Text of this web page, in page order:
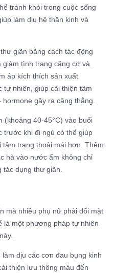
tránh khỏi trong cuộc sống
làm dịu hệ thần kinh và
giãn bằng cách tác động
giảm tình trạng căng cơ và
áp kích thích sản xuất
tự nhiên, giúp cải thiện tâm
gây ra căng thẳng.
(khoảng 40-45°C) vào buổi
trước khi đi ngủ có thể giúp
trạng thoải mái hơn. Thêm
hà vào nước ấm không chỉ
tác dụng thư giãn.
mà nhiều phụ nữ phải đối mặt
là một phương pháp tự nhiên
dịu các cơn đau bụng kinh
thiện lưu thông máu đến